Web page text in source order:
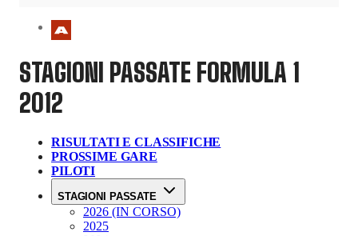
STAGIONI PASSATE FORMULA 1
2012
RISULTATI E CLASSIFICHE
PROSSIME GARE
PILOTI
STAGIONI PASSATE
2026 (IN CORSO)
2025